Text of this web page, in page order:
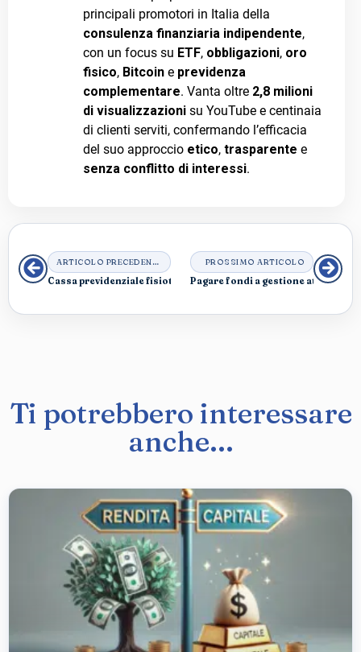
principali promotori in Italia della
consulenza finanziaria indipendente,
con un focus su ETF, obbligazioni, oro
fisico, Bitcoin e previdenza
complementare. Vanta oltre 2,8 milioni
di visualizzazioni su YouTube e centinaia
di clienti serviti, confermando l’efficacia
del suo approccio etico, trasparente e
senza conflitto di interessi.
ARTICOLO PRECEDENTE
Cassa previdenziale fisioterapisti: non esiste ancora, al
PROSSIMO ARTICOLO
Pagare fondi a gestione attiva e
Ti potrebbero interessare
anche...